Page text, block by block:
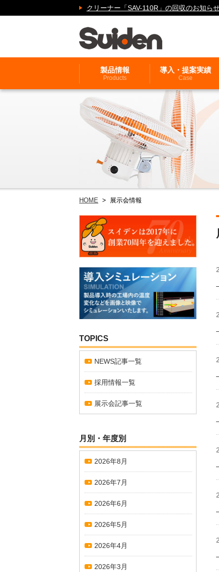
クリーナー「SAV-110R」の回収のお知ら
製品情報
Products
導入・提案実績
Case
HOME > 展示会情報
TOPICS
NEWS記事一覧
採用情報一覧
展示会記事一覧
月別・年度別
2026年8月
2026年7月
2026年6月
2026年5月
2026年4月
2026年3月